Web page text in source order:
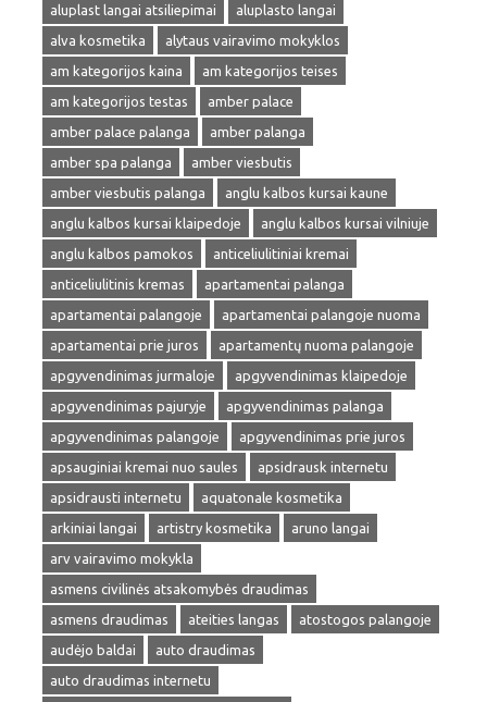
aluplast langai atsiliepimai
aluplasto langai
alva kosmetika
alytaus vairavimo mokyklos
am kategorijos kaina
am kategorijos teises
am kategorijos testas
amber palace
amber palace palanga
amber palanga
amber spa palanga
amber viesbutis
amber viesbutis palanga
anglu kalbos kursai kaune
anglu kalbos kursai klaipedoje
anglu kalbos kursai vilniuje
anglu kalbos pamokos
anticeliulitiniai kremai
anticeliulitinis kremas
apartamentai palanga
apartamentai palangoje
apartamentai palangoje nuoma
apartamentai prie juros
apartamentų nuoma palangoje
apgyvendinimas jurmaloje
apgyvendinimas klaipedoje
apgyvendinimas pajuryje
apgyvendinimas palanga
apgyvendinimas palangoje
apgyvendinimas prie juros
apsauginiai kremai nuo saules
apsidrausk internetu
apsidrausti internetu
aquatonale kosmetika
arkiniai langai
artistry kosmetika
aruno langai
arv vairavimo mokykla
asmens civilinės atsakomybės draudimas
asmens draudimas
ateities langas
atostogos palangoje
audėjo baldai
auto draudimas
auto draudimas internetu